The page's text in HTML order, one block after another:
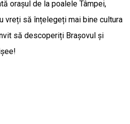
orașul de la poalele Tâmpei,
vreți să înțelegeți mai bine cultura
să descoperiți Brașovul și